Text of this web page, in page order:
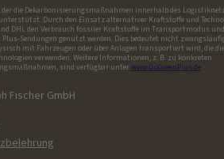
der die Dekarbonisierungsmaßnahmen innerhalb des
Durch den Einsatz alternativer Kraftstoffe und
DHL den Verbrauch fossiler Kraftstoffe im Transportmodus
Plus-Sendungen genutzt werden. Dies bedeutet nicht
mit Fahrzeugen oder über Anlagen transportiert wird, die
verwenden. Weitere Informationen, z. B. zu konkreten
sind verfügbar unterwww.GoGreenPlus.de
Fischer GmbH